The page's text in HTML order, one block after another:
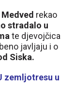
rekao
stradalo u
te djevojčica
javljaju i o
Siska.
zemljotresu u